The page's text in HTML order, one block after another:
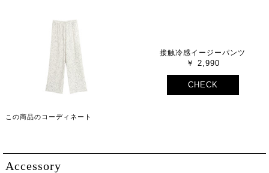
接触冷感イージーパンツ
2,990
CHECK
この商品のコーディネート
Accessory